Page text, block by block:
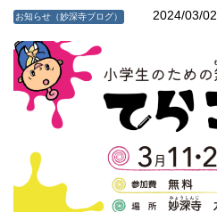
お知らせ（妙深寺ブログ） 2024/03/02